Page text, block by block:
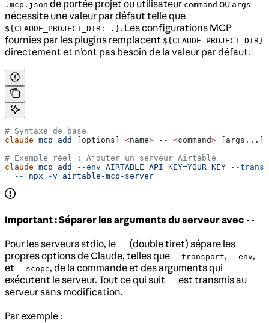
.mcp.json de portée projet ou utilisateur command ou args
nécessite une valeur par défaut telle que
${CLAUDE_PROJECT_DIR:-.}. Les configurations MCP
fournies par les plugins remplacent ${CLAUDE_PROJECT_DIR}
directement et n’ont pas besoin de la valeur par défaut.
# Syntaxe de base
claude mcp add [options] <name> -- <command> [args...]
# Exemple réel : Ajouter un serveur Airtable
claude mcp add --env AIRTABLE_API_KEY=YOUR_KEY --
  --
npx -y airtable-mcp-server
Important : Séparer les arguments du serveur avec --
Pour les serveurs stdio, le -- (double tiret) sépare les
propres options de Claude, telles que --transport, --env,
et --scope, de la commande et des arguments qui
exécutent le serveur. Tout ce qui suit -- est transmis au
serveur sans modification.
Par exemple :